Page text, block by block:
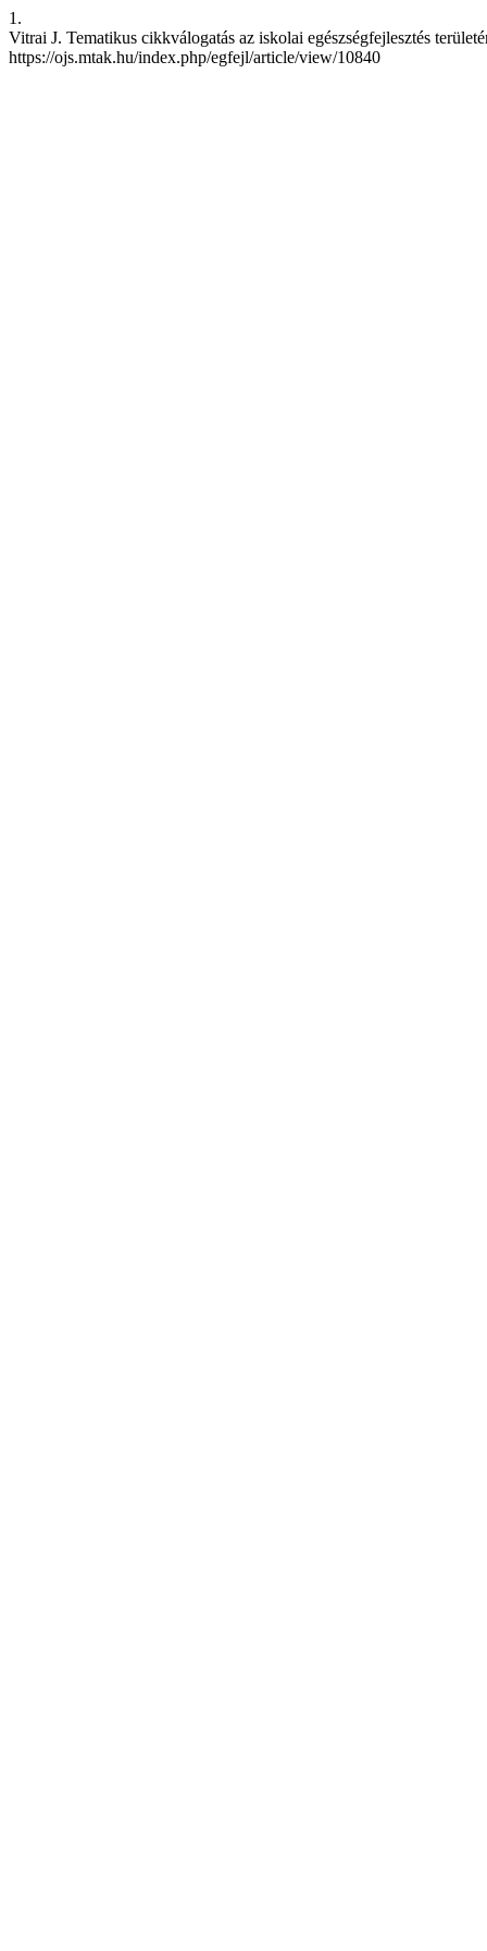
1.
Vitrai J. Tematikus cikkválogatás az iskolai egészségfejlesztés
https://ojs.mtak.hu/index.php/egfejl/article/view/10840